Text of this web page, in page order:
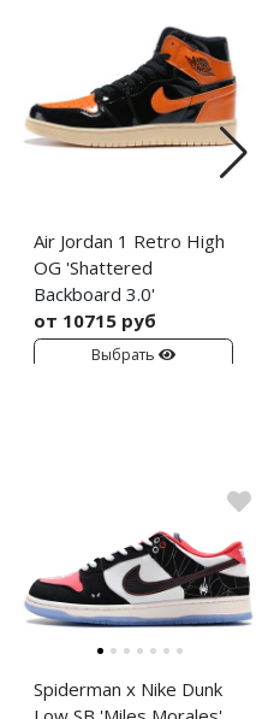
Air Jordan 1 Retro High
OG 'Shattered
Backboard 3.0'
от 10715 руб
Выбрать
Spiderman x Nike Dunk